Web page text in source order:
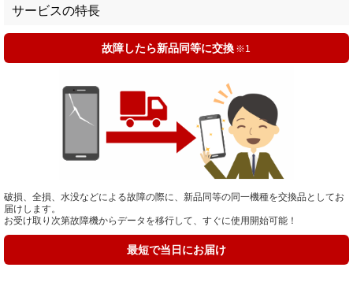
サービスの特長
故障したら新品同等に交換 ※1
破損、全損、水没などによる故障の際に、新品同等の同一機種を交換品としてお
届けします。
お受け取り次第故障機からデータを移行して、すぐに使用開始可能！
最短で当日にお届け